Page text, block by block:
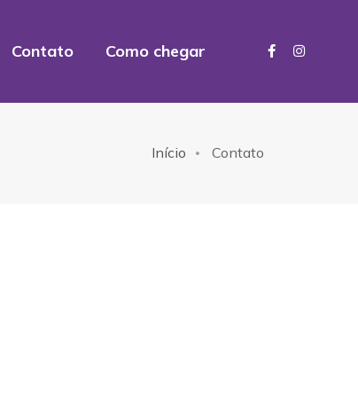
Contato Como chegar
Início Contato